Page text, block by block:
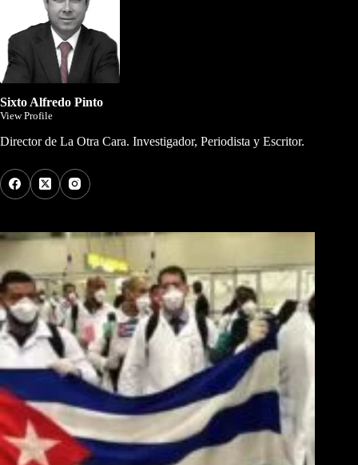
Sixto Alfredo Pinto
View Profile
Director de La Otra Cara. Investigador, Periodista y Escritor.